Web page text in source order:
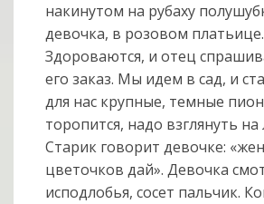
накинутом на рубаху
девочка, в розовом платьице.
Здороваются, и отец
его заказ. Мы идем в сад, и
для нас крупные, темные
торопится, надо взглянуть на
Старик говорит девочке:
цветочков дай». Девочка
исподлобья, сосет пальчик.